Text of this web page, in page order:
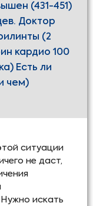
(431-451)
Доктор
(2
кардио 100
Есть ли
чем)
ситуации
не даст,
искать